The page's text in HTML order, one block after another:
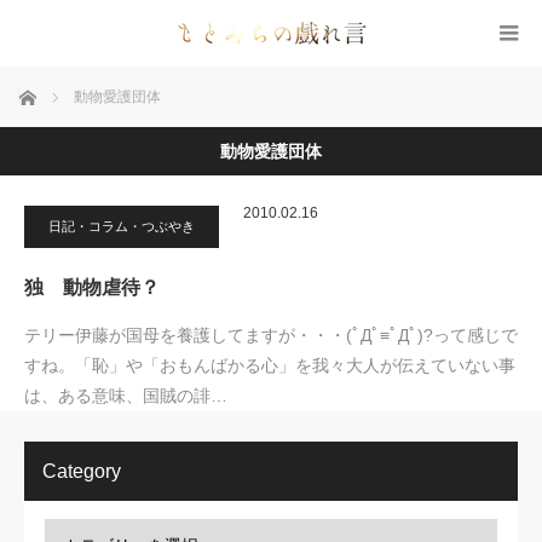
ホーム 動物愛護団体
動物愛護団体
日記・コラム・つぶやき
2010.02.16
独 動物虐待？
テリー伊藤が国母を養護してますが・・・(ﾟДﾟ≡ﾟДﾟ)?って感じで
すね。「恥」や「おもんばかる心」を我々大人が伝えていない事
は、ある意味、国賊の誹…
Category